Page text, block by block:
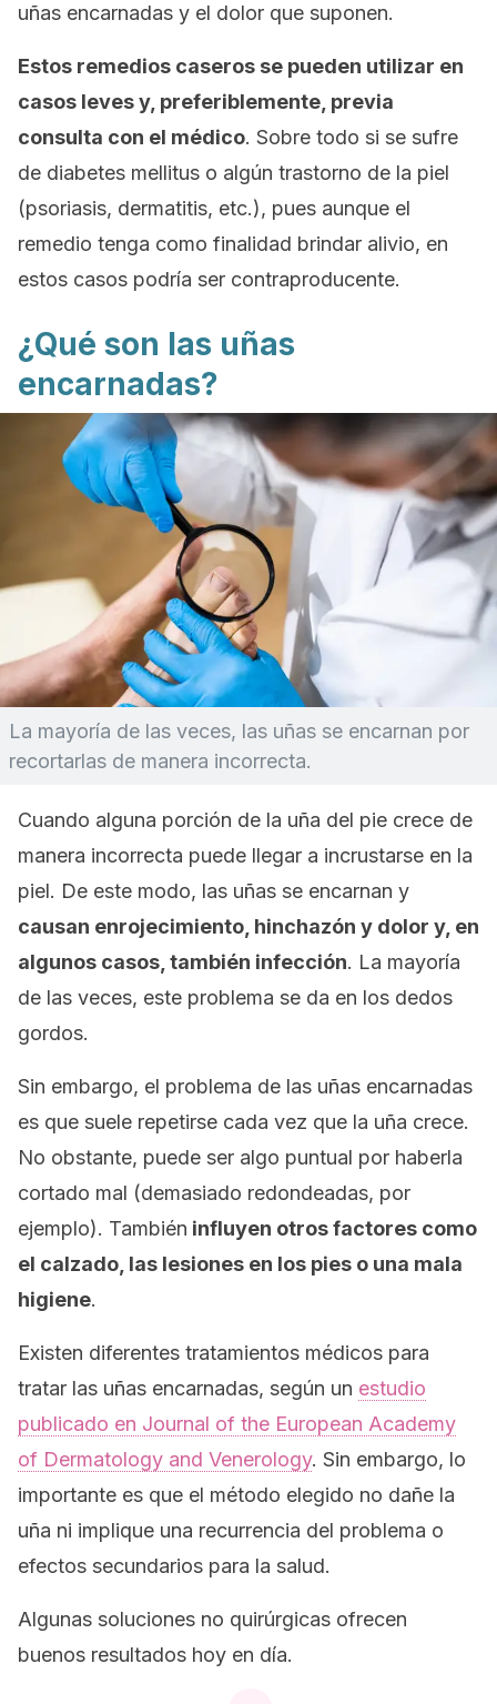
uñas encarnadas y el dolor que suponen.
Estos remedios caseros se pueden utilizar en
casos leves y, preferiblemente, previa
consulta con el médico. Sobre todo si se sufre
de diabetes mellitus o algún trastorno de la piel
(psoriasis, dermatitis, etc.), pues aunque el
remedio tenga como finalidad brindar alivio, en
estos casos podría ser contraproducente.
¿Qué son las uñas
encarnadas?
La mayoría de las veces, las uñas se encarnan por
recortarlas de manera incorrecta.
Cuando alguna porción de la uña del pie crece de
manera incorrecta puede llegar a incrustarse en la
piel. De este modo, las uñas se encarnan y
causan enrojecimiento, hinchazón y dolor y, en
algunos casos, también infección. La mayoría
de las veces, este problema se da en los dedos
gordos.
Sin embargo, el problema de las uñas encarnadas
es que suele repetirse cada vez que la uña crece.
No obstante, puede ser algo puntual por haberla
cortado mal (demasiado redondeadas, por
ejemplo). También influyen otros factores como
el calzado, las lesiones en los pies o una mala
higiene.
Existen diferentes tratamientos médicos para
tratar las uñas encarnadas, según un estudio
publicado en Journal of the European Academy
of Dermatology and Venerology. Sin embargo, lo
importante es que el método elegido no dañe la
uña ni implique una recurrencia del problema o
efectos secundarios para la salud.
Algunas soluciones no quirúrgicas ofrecen
buenos resultados hoy en día.